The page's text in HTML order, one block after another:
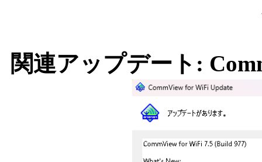
関連アップデート: